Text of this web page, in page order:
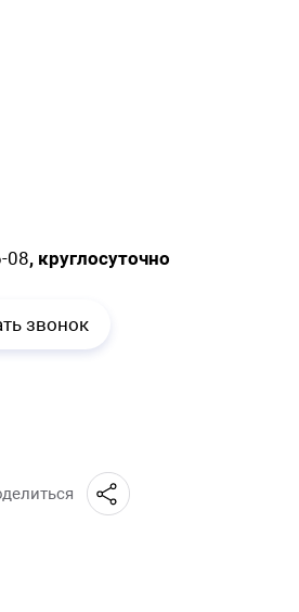
08, круглосуточно
звонок